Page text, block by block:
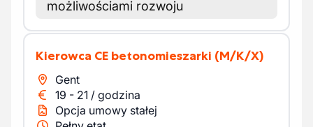
możliwościami rozwoju
Kierowca CE betonomieszarki (M/K/X)
Gent
19 - 21 / godzina
Opcja umowy stałej